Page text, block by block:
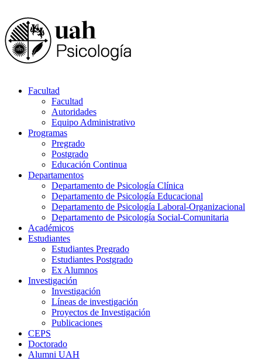
Facultad
Facultad
Autoridades
Equipo Administrativo
Programas
Pregrado
Postgrado
Educación Continua
Departamentos
Departamento de Psicología Clínica
Departamento de Psicología Educacional
Departamento de Psicología Laboral-Organizacional
Departamento de Psicología Social-Comunitaria
Académicos
Estudiantes
Estudiantes Pregrado
Estudiantes Postgrado
Ex Alumnos
Investigación
Investigación
Líneas de investigación
Proyectos de Investigación
Publicaciones
CEPS
Doctorado
Alumni UAH